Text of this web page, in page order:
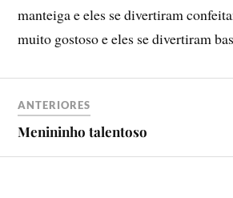
manteiga e eles se divertiram
muito gostoso e eles se divertiram
ANTERIORES
Menininho talentoso